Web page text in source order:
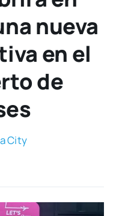
nueva
en el
de
City